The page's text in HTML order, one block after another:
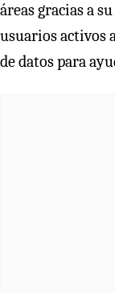
áreas gracias a
usuarios activos
de datos para